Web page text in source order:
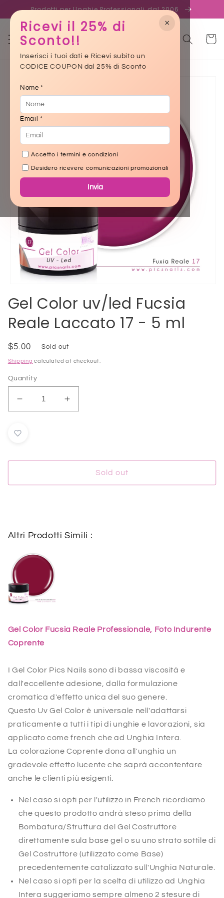
Skip toProdotti per Unghie Professionali dal 2006
Cart
product
information
1
in
modal
Gel Color uv/led Fucsia
Reale Laccato 17 - 5 ml
Regular
price
$5.00 Sold out
Shipping calculated at checkout.
Quantity
Decrease
quantity
Gel
uv/led
ml
Increase
quantity
uv/led
ml
Sold out
Altri Prodotti Simili :
Gel Color Fucsia Reale Professionale, Foto Indurente
Coprente
I Gel Color Pics Nails sono di bassa viscosità e
dall'eccellente adesione, dalla formulazione
cromatica d'effetto unica del suo genere.
Questo Uv Gel Color è universale nell'adattarsi
praticamente a tutti i tipi di unghie e lavorazioni, sia
applicato come french che ad Unghia Intera.
La colorazione Coprente dona all'unghia un
gradevole effetto lucente che saprà accontentare
anche le clienti più esigenti.
Nel caso si opti per l'utilizzo in French ricordiamo
che questo prodotto andrà steso prima della
Bombatura/Struttura del Gel Costruttore
direttamente sula base gel o su uno strato sottile di
Gel Costruttore (utilizzato come Base)
precedentemente catalizzato sull'Unghia Naturale.
Nel caso si opti per la scelta di utilizzo ad Unghia
Intera suggeriamo sempre almeno 2 stesure di
×
Ricevi il 25% di
Sconto!!
Inserisci i tuoi dati e Ricevi subito un
CODICE COUPON dal 25% di Sconto
Nome *
Email *
Accetto i termini e condizioni
Desidero ricevere comunicazioni promozionali
Invia